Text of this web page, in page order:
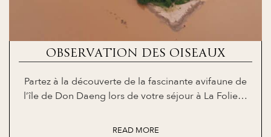
OBSERVATION DES OISEAUX
Partez à la découverte de la fascinante avifaune de
l’île de Don Daeng lors de votre séjour à La Folie…
READ MORE